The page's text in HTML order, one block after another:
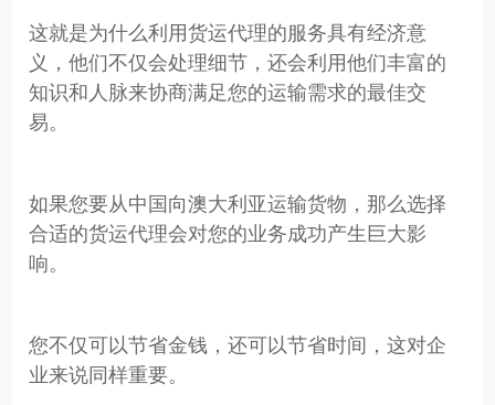
这就是为什么利用货运代理的服务具有经济意
义，他们不仅会处理细节，还会利用他们丰富的
知识和人脉来协商满足您的运输需求的最佳交
易。
如果您要从中国向澳大利亚运输货物，那么选择
合适的货运代理会对您的业务成功产生巨大影
响。
您不仅可以节省金钱，还可以节省时间，这对企
业来说同样重要。